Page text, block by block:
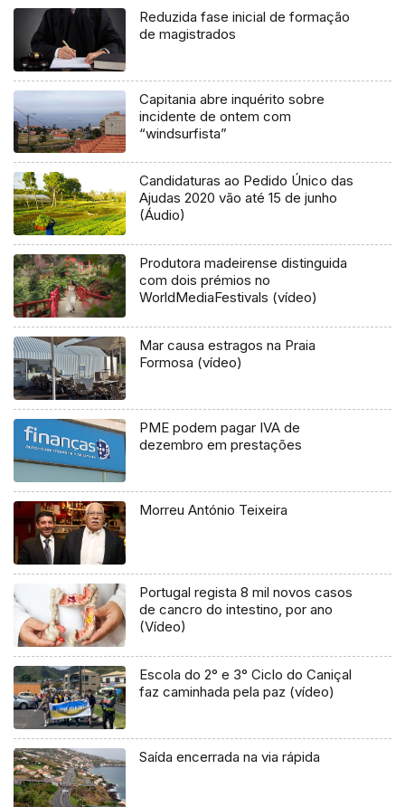
Reduzida fase inicial de formação
de magistrados
Capitania abre inquérito sobre
incidente de ontem com
“windsurfista”
Candidaturas ao Pedido Único das
Ajudas 2020 vão até 15 de junho
(Áudio)
Produtora madeirense distinguida
com dois prémios no
WorldMediaFestivals (vídeo)
Mar causa estragos na Praia
Formosa (vídeo)
PME podem pagar IVA de
dezembro em prestações
Morreu António Teixeira
Portugal regista 8 mil novos casos
de cancro do intestino, por ano
(Vídeo)
Escola do 2° e 3° Ciclo do Caniçal
faz caminhada pela paz (vídeo)
Saída encerrada na via rápida